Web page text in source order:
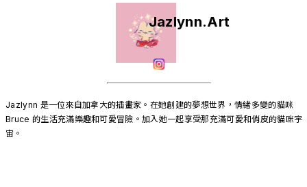
Jazlynn.Art
Jazlynn 是一位來自加拿大的插畫家。在她創建的夢想世界，情緒多變的貓咪
Bruce 的生活充滿樂趣和可愛冒險。加入她一起享受那充滿可愛和俏皮的貓咪宇
宙。